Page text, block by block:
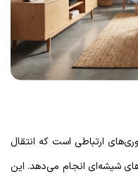
ارتباطی است که انتقال
شیشه‌ای انجام می‌دهد. این